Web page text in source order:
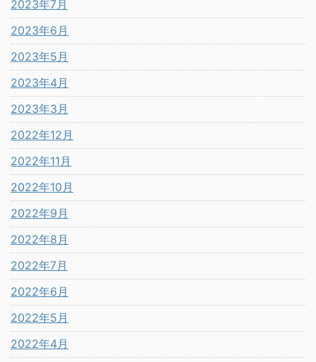
2023年7月
2023年6月
2023年5月
2023年4月
2023年3月
2022年12月
2022年11月
2022年10月
2022年9月
2022年8月
2022年7月
2022年6月
2022年5月
2022年4月